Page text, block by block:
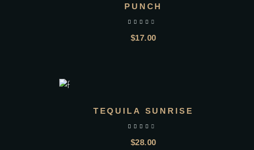
PUNCH
$17.00
TEQUILA SUNRISE
$28.00